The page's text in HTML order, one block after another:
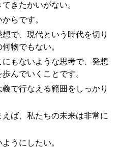
きたかいがない。
らです。
で、現代という時代を切り
物でもない。
もないような思考で、発想
んでいくことです。
で行なえる範囲をしっかり
ば、私たちの未来は非常に
うにしたい。